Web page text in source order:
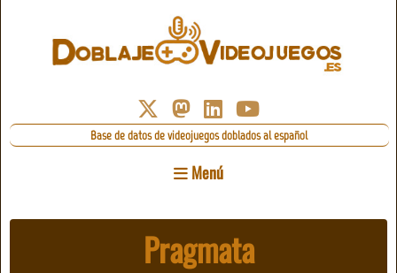
Base de datos de videojuegos doblados al español
Menú
Pragmata